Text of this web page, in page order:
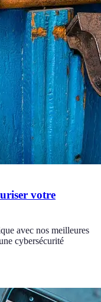
votre
avec nos meilleures
cybersécurité